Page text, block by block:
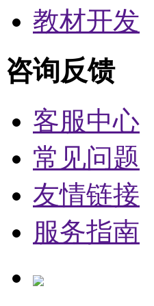
教材开发
咨询反馈
客服中心
常见问题
友情链接
服务指南